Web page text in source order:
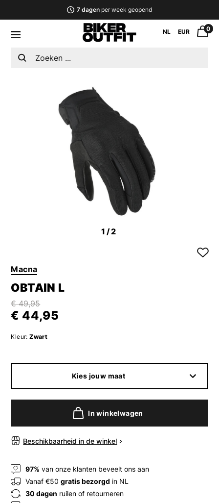
7 dagenper week geopend
NL EUR 0
1/2
Macna
OBTAIN L
€ 49,95
€ 44,95
Kleur: Zwart
Kies jouw maat
In winkelwagen
Beschikbaarheid in de winkel
97% van onze klanten beveelt ons aan
Vanaf €50gratis bezorgd in NL
30 dagen ruilen of retourneren